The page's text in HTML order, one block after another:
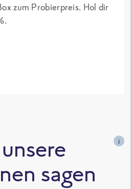
zum Probierpreis. Hol dir
sagen
i